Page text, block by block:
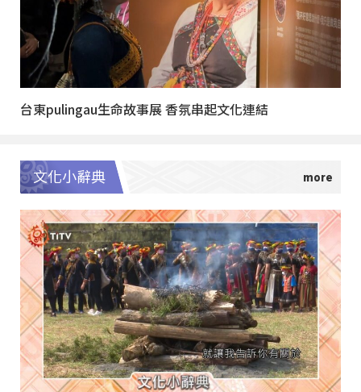
台東pulingau生命故事展 香氛串起文化連結
文化小辭典